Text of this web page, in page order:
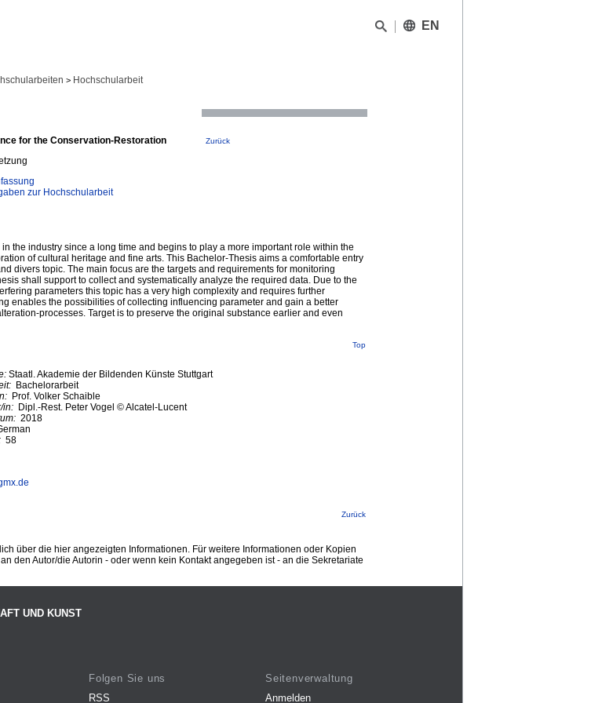
EN
> Hochschularbeit
for the Conservation-Restoration Zurück
zur Hochschularbeit
the industry since a long time and begins to play a more important role within the
of cultural heritage and fine arts. This Bachelor-Thesis aims a comfortable entry
divers topic. The main focus are the targets and requirements for monitoring
shall support to collect and systematically analyze the required data. Due to the
parameters this topic has a very high complexity and requires further
enables the possibilities of collecting influencing parameter and gain a better
processes. Target is to preserve the original substance earlier and even
Top
Staatl. Akademie der Bildenden Künste Stuttgart
Bachelorarbeit
Prof. Volker Schaible
in: Dipl.-Rest. Peter Vogel © Alcatel-Lucent
2018
58
Zurück
über die hier angezeigten Informationen. Für weitere Informationen oder Kopien
den Autor/die Autorin - oder wenn kein Kontakt angegeben ist - an die Sekretariate
UND KUNST
Folgen Sie uns
RSS
Seitenverwaltung
Anmelden